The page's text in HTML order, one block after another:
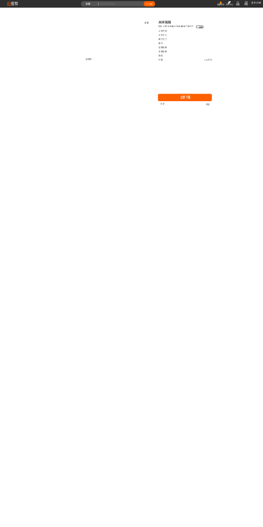
藝墅 全部 搜索 收藏本站 创作中心 收藏 充值
登录 |注册
加载中...
收藏 高清贴图
ID: 1973966174600871937 复制
上传时间
文件大小
图片尺寸
格式
品牌贴图
无缝贴图
授权
价格 0.00艺币
立即下载
分享 举报